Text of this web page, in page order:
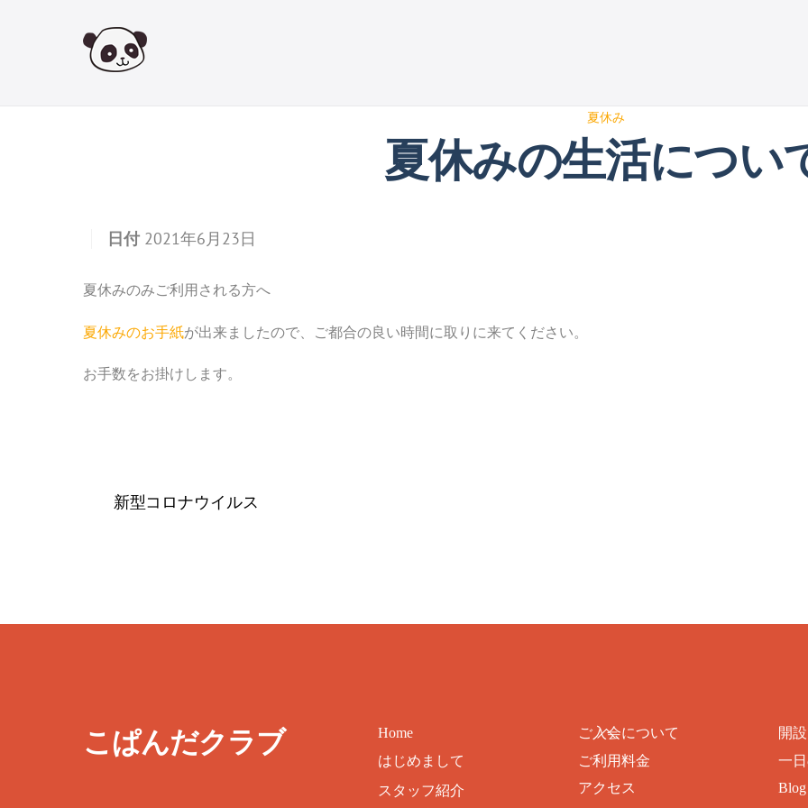
夏休み
夏休みの生活につい
日付 2021年6月23日
夏休みのみご利用される方へ
夏休みのお手紙が出来ましたので、ご都合の良い時間に取りに来てください。
お手数をお掛けします。
新型コロナウイルス
ト
プ
に
こぱんだクラブ
Home
はじめまして
スタッフ紹介
ご入会について
ご利用料金
アクセス
開設
一
Blog